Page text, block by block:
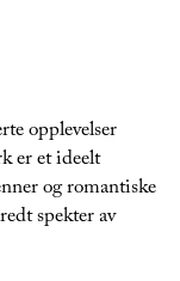
opplevelser
er et ideelt
og romantiske
spekter av